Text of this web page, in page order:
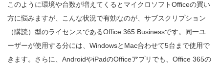
このように環境や台数が増えてくるとマイクロソフトOfficeの買い
方に悩みますが、こんな状況で有効なのが、サブスクリプション
（購読）型のライセンスであるOffice 365 Businessです。同一ユ
ーザーが使用する分には、WindowsとMac合わせて5台まで使用で
きます。さらに、AndroidやiPadのOfficeアプリでも、Office 365の